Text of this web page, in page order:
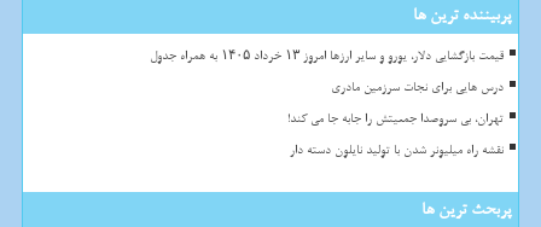
پربیننده ترین ها
قیمت بازگشایی دلار، یورو و سایر ارزها امروز ۱۳ خرداد ۱۴۰۵ به همراه جدول
درس هایی برای نجات سرزمین مادری
تهران، بی سروصدا جمعیتش را جابه جا می کند!
نقشه راه میلیونر شدن با تولید نایلون دسته دار
پربحث ترین ها